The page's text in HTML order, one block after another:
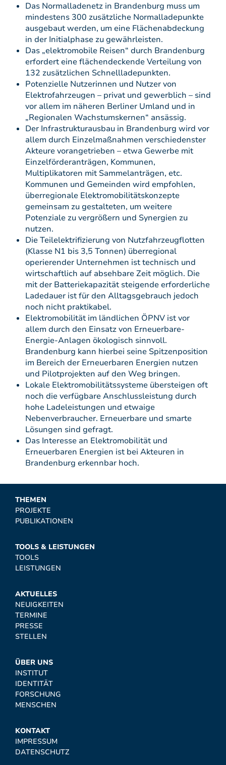
Das Normalladenetz in Brandenburg muss um
mindestens 300 zusätzliche Normalladepunkte
ausgebaut werden, um eine Flächenabdeckung
in der Initialphase zu gewährleisten.
Das „elektromobile Reisen“ durch Brandenburg
erfordert eine flächendeckende Verteilung von
132 zusätzlichen Schnellladepunkten.
Potenzielle Nutzerinnen und Nutzer von
Elektrofahrzeugen – privat und gewerblich – sind
vor allem im näheren Berliner Umland und in
„Regionalen Wachstumskernen“ ansässig.
Der Infrastrukturausbau in Brandenburg wird vor
allem durch Einzelmaßnahmen verschiedenster
Akteure vorangetrieben – etwa Gewerbe mit
Einzelförderanträgen, Kommunen,
Multiplikatoren mit Sammelanträgen, etc.
Kommunen und Gemeinden wird empfohlen,
überregionale Elektromobilitätskonzepte
gemeinsam zu gestalteten, um weitere
Potenziale zu vergrößern und Synergien zu
nutzen.
Die Teilelektrifizierung von Nutzfahrzeugflotten
(Klasse N1 bis 3,5 Tonnen) überregional
operierender Unternehmen ist technisch und
wirtschaftlich auf absehbare Zeit möglich. Die
mit der Batteriekapazität steigende erforderliche
Ladedauer ist für den Alltagsgebrauch jedoch
noch nicht praktikabel.
Elektromobilität im ländlichen ÖPNV ist vor
allem durch den Einsatz von Erneuerbare-
Energie-Anlagen ökologisch sinnvoll.
Brandenburg kann hierbei seine Spitzenposition
im Bereich der Erneuerbaren Energien nutzen
und Pilotprojekten auf den Weg bringen.
Lokale Elektromobilitätssysteme übersteigen oft
noch die verfügbare Anschlussleistung durch
hohe Ladeleistungen und etwaige
Nebenverbraucher. Erneuerbare und smarte
Lösungen sind gefragt.
Das Interesse an Elektromobilität und
Erneuerbaren Energien ist bei Akteuren in
Brandenburg erkennbar hoch.
THEMEN
PROJEKTE
PUBLIKATIONEN
TOOLS & LEISTUNGEN
TOOLS
LEISTUNGEN
AKTUELLES
NEUIGKEITEN
TERMINE
PRESSE
STELLEN
ÜBER UNS
INSTITUT
IDENTITÄT
FORSCHUNG
MENSCHEN
KONTAKT
IMPRESSUM
DATENSCHUTZ